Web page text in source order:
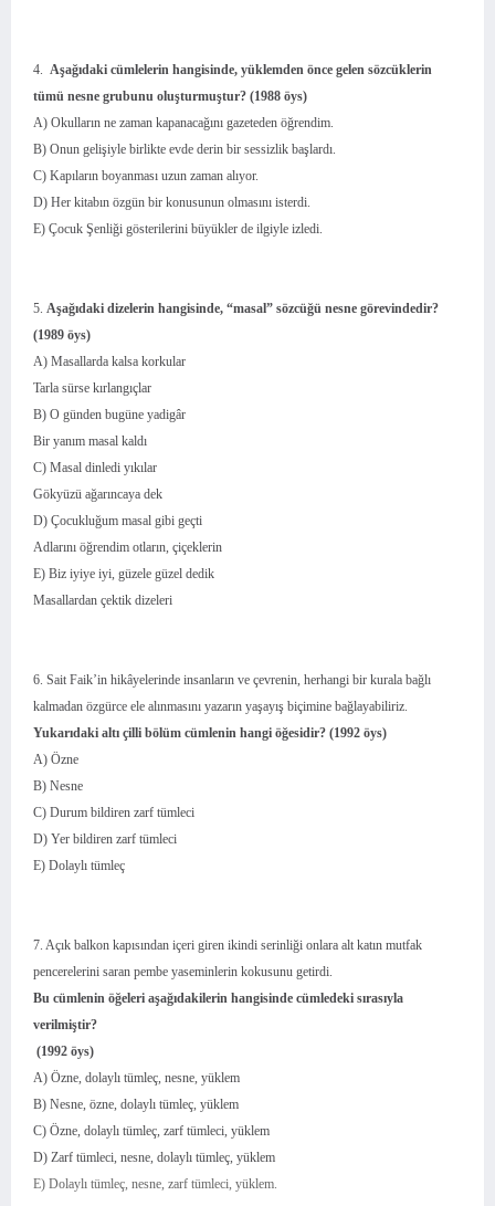
4. Aşağıdaki cümlelerin hangisinde, yüklemden önce gelen sözcüklerin
tümü nesne grubunu oluşturmuştur? (1988 öys)
A) Okulların ne zaman kapanacağını gazeteden öğrendim.
B) Onun gelişiyle birlikte evde derin bir sessizlik başlardı.
C) Kapıların boyanması uzun zaman alıyor.
D) Her kitabın özgün bir konusunun olmasını isterdi.
E) Çocuk Şenliği gösterilerini büyükler de ilgiyle izledi.
5. Aşağıdaki dizelerin hangisinde, “masal” sözcüğü nesne görevindedir?
(1989 öys)
A) Masallarda kalsa korkular
Tarla sürse kırlangıçlar
B) O günden bugüne yadigâr
Bir yanım masal kaldı
C) Masal dinledi yıkılar
Gökyüzü ağarıncaya dek
D) Çocukluğum masal gibi geçti
Adlarını öğrendim otların, çiçeklerin
E) Biz iyiye iyi, güzele güzel dedik
Masallardan çektik dizeleri
6. Sait Faik’in hikâyelerinde insanların ve çevrenin, herhangi bir kurala bağlı
kalmadan özgürce ele alınmasını yazarın yaşayış biçimine bağlayabiliriz.
Yukarıdaki altı çilli bölüm cümlenin hangi öğesidir? (1992 öys)
A) Özne
B) Nesne
C) Durum bildiren zarf tümleci
D) Yer bildiren zarf tümleci
E) Dolaylı tümleç
7. Açık balkon kapısından içeri giren ikindi serinliği onlara alt katın mutfak
pencerelerini saran pembe yaseminlerin kokusunu getirdi.
Bu cümlenin öğeleri aşağıdakilerin hangisinde cümledeki sırasıyla
verilmiştir?
(1992 öys)
A) Özne, dolaylı tümleç, nesne, yüklem
B) Nesne, özne, dolaylı tümleç, yüklem
C) Özne, dolaylı tümleç, zarf tümleci, yüklem
D) Zarf tümleci, nesne, dolaylı tümleç, yüklem
E) Dolaylı tümleç, nesne, zarf tümleci, yüklem.